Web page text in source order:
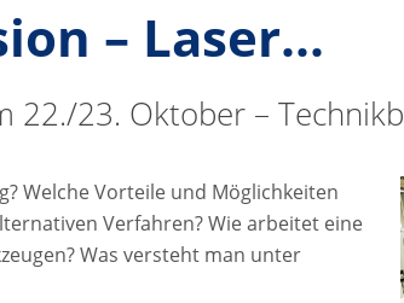
– Laser...
22./23. Oktober –
Welche Vorteile und Möglichkeiten
Verfahren? Wie arbeitet eine
Was versteht man unter